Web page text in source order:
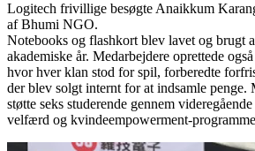
Logitech frivillige besøgte Anaikkum
af Bhumi NGO.
Notebooks og flashkort blev lavet og brugt
akademiske år. Medarbejdere oprettede
hvor hver klan stod for spil, forberedte
der blev solgt internt for at indsamle
støtte seks studerende gennem
velfærd og kvindeempowerment-